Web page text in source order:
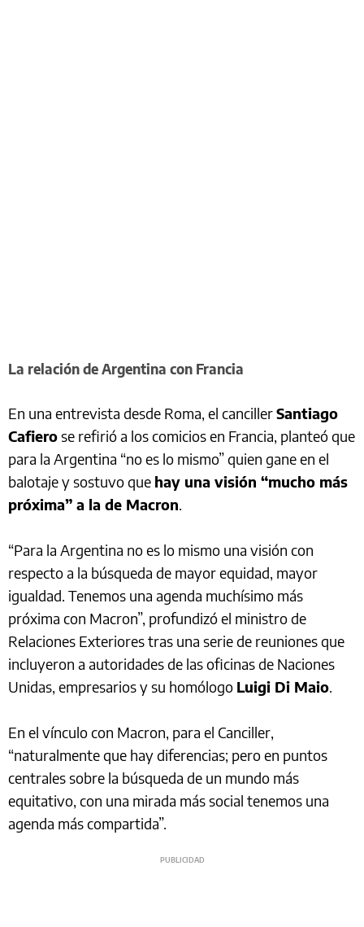
La relación de Argentina con Francia
En una entrevista desde Roma, el cancillerSantiago
Cafierose refirió a los comicios en Francia, planteó que
para la Argentina “no es lo mismo” quien gane en el
balotaje y sostuvo que hay una visión “mucho más
próxima” a la de Macron.
“Para la Argentina no es lo mismo una visión con
respecto a la búsqueda de mayor equidad, mayor
igualdad. Tenemos una agenda muchísimo más
próxima con Macron”, profundizó el ministro de
Relaciones Exteriores tras una serie de reuniones que
incluyeron a autoridades de las oficinas de Naciones
Unidas, empresarios y su homólogo Luigi Di Maio.
En el vínculo con Macron, para el Canciller,
“naturalmente que hay diferencias; pero en puntos
centrales sobre la búsqueda de un mundo más
equitativo, con una mirada más social tenemos una
agenda más compartida”.